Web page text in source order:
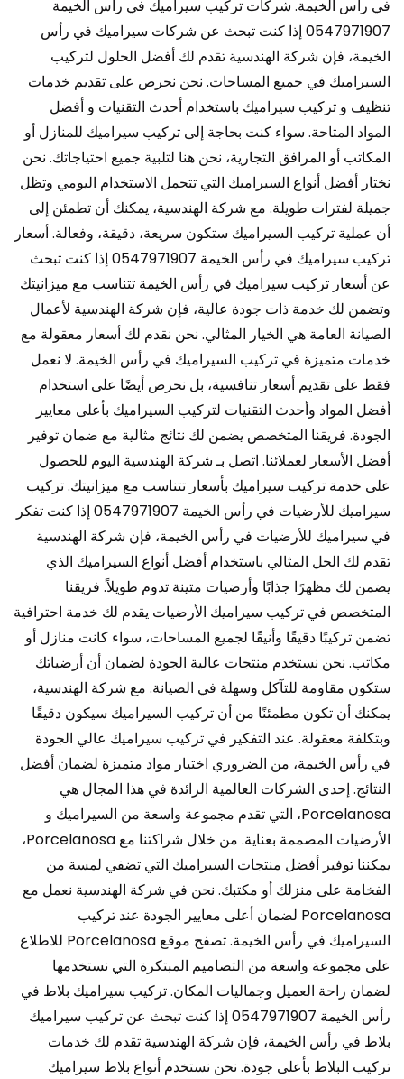
في رأس الخيمة. شركات تركيب سيراميك في رأس الخيمة
0547971907 إذا كنت تبحث عن شركات سيراميك في رأس
الخيمة، فإن شركة الهندسية تقدم لك أفضل الحلول لتركيب
السيراميك في جميع المساحات. نحن نحرص على تقديم خدمات
تنظيف و تركيب سيراميك باستخدام أحدث التقنيات و أفضل
المواد المتاحة. سواء كنت بحاجة إلى تركيب سيراميك للمنازل أو
المكاتب أو المرافق التجارية، نحن هنا لتلبية جميع احتياجاتك. نحن
نختار أفضل أنواع السيراميك التي تتحمل الاستخدام اليومي وتظل
جميلة لفترات طويلة. مع شركة الهندسية، يمكنك أن تطمئن إلى
أن عملية تركيب السيراميك ستكون سريعة، دقيقة، وفعالة. أسعار
تركيب سيراميك في رأس الخيمة 0547971907 إذا كنت تبحث
عن أسعار تركيب سيراميك في رأس الخيمة تتناسب مع ميزانيتك
وتضمن لك خدمة ذات جودة عالية، فإن شركة الهندسية لأعمال
الصيانة العامة هي الخيار المثالي. نحن نقدم لك أسعار معقولة مع
خدمات متميزة في تركيب السيراميك في رأس الخيمة. لا نعمل
فقط على تقديم أسعار تنافسية، بل نحرص أيضًا على استخدام
أفضل المواد وأحدث التقنيات لتركيب السيراميك بأعلى معايير
الجودة. فريقنا المتخصص يضمن لك نتائج مثالية مع ضمان توفير
أفضل الأسعار لعملائنا. اتصل بـ شركة الهندسية اليوم للحصول
على خدمة تركيب سيراميك بأسعار تتناسب مع ميزانيتك. تركيب
سيراميك للأرضيات في رأس الخيمة 0547971907 إذا كنت تفكر
في سيراميك للأرضيات في رأس الخيمة، فإن شركة الهندسية
تقدم لك الحل المثالي باستخدام أفضل أنواع السيراميك الذي
يضمن لك مظهرًا جذابًا وأرضيات متينة تدوم طويلاً. فريقنا
المتخصص في تركيب سيراميك الأرضيات يقدم لك خدمة احترافية
تضمن تركيبًا دقيقًا وأنيقًا لجميع المساحات، سواء كانت منازل أو
مكاتب. نحن نستخدم منتجات عالية الجودة لضمان أن أرضياتك
ستكون مقاومة للتآكل وسهلة في الصيانة. مع شركة الهندسية،
يمكنك أن تكون مطمئنًا من أن تركيب السيراميك سيكون دقيقًا
وبتكلفة معقولة. عند التفكير في تركيب سيراميك عالي الجودة
في رأس الخيمة، من الضروري اختيار مواد متميزة لضمان أفضل
النتائج. إحدى الشركات العالمية الرائدة في هذا المجال هي
Porcelanosa، التي تقدم مجموعة واسعة من السيراميك و
الأرضيات المصممة بعناية. من خلال شراكتنا مع Porcelanosa،
يمكننا توفير أفضل منتجات السيراميك التي تضفي لمسة من
الفخامة على منزلك أو مكتبك. نحن في شركة الهندسية نعمل مع
Porcelanosa لضمان أعلى معايير الجودة عند تركيب
السيراميك في رأس الخيمة. تصفح موقع Porcelanosa للاطلاع
على مجموعة واسعة من التصاميم المبتكرة التي نستخدمها
لضمان راحة العميل وجماليات المكان. تركيب سيراميك بلاط في
رأس الخيمة 0547971907 إذا كنت تبحث عن تركيب سيراميك
بلاط في رأس الخيمة، فإن شركة الهندسية تقدم لك خدمات
تركيب البلاط بأعلى جودة. نحن نستخدم أنواع بلاط سيراميك